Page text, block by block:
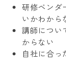
研修ベンダ
いかわから
講師につい
からない
自社に合っ